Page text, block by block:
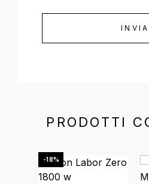
PRODOTTI
-18%